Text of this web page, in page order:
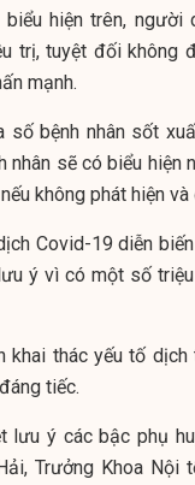
biểu hiện trên,
trị, tuyệt đối không
mạnh.
số bệnh nhân sốt
nhân sẽ có biểu
không phát hiện
Covid-19 diễn
ý vì có một số
khai thác yếu tố
tiếc.
lưu ý các bậc phụ
Trưởng Khoa Nội